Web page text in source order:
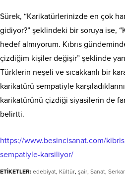
Sürek, “Karikatürlerinizde en çok
gidiyor?” şeklindeki bir soruya ise,
hedef almıyorum. Kıbrıs
çizdiğim kişiler değişir” şeklinde
Türklerin neşeli ve sıcakkanlı bir
karikatürü sempatiyle
karikatürünü çizdiği siyasilerin de
belirtti.
https://www.besincisanat.com/
sempatiyle-karsiliyor/
ETİKETLER: edebiyat, Kültür, şair, Sanat,